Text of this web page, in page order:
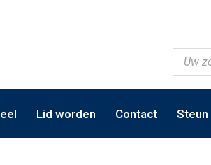
Lid worden Contact Steun